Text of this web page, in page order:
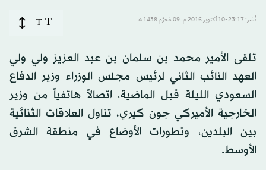
نُشر: 23:17-10 أكتوبر 2016 م ـ 09 مُحرَّم 1438 هـ T
T
تلقى الأمير محمد بن سلمان بن عبد العزيز ولي ولي
العهد النائب الثاني لرئيس مجلس الوزراء وزير الدفاع
السعودي الليلة قبل الماضية، اتصالاً هاتفياً من وزير
الخارجية الأميركي جون كيري، تناول العلاقات الثنائية
بين البلدين، وتطورات الأوضاع في منطقة الشرق
الأوسط.